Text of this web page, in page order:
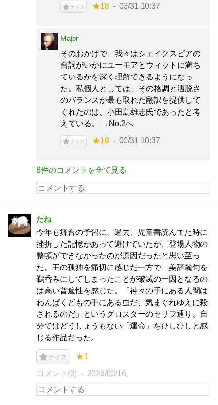
ナイス ★18 03/31 10:37
Major
そのおかげで、我々はシェイクスピアの
台詞がいかにユーモアとウィットに満ち
ているかを深く理解できるようになっ
た。私個人としては、その格調と洒脱さ
のバランスが最も取れた翻訳を提供して
くれたのは、小田島雄志氏であったと考
えている。 →No.2へ
ナイス ★18 03/31 10:37
8件のコメントを全て見る
たね
今年も舞台の予習に。過去、児童書読んでた時に
挫折した記憶があって避けていたが、登場人物の
整頓ができなかったのが原因だったと思い至っ
た。王の孤独を痛切に感じた一方で、美辞麗句を
鵜呑みにしてしまったことが破滅の一因となるの
は高い普遍性を感じた。「神々の手にある人間は
わんぱくどもの手にある虫だ、気まぐれゆえに殺
されるのだ」というグロスターのセリフ通り、自
分ではどうしょうもない「運命」をひしひしと感
じる作品だった。
ナイス ★1
コメント(0) 2026/03/16